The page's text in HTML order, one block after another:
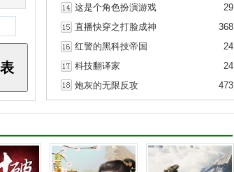
化
和
29
这是个角色扮演游戏
368
直播快穿之打脸成神
24
红警的黑科技帝国
24
科技翻译家
473
炮灰的无限反攻